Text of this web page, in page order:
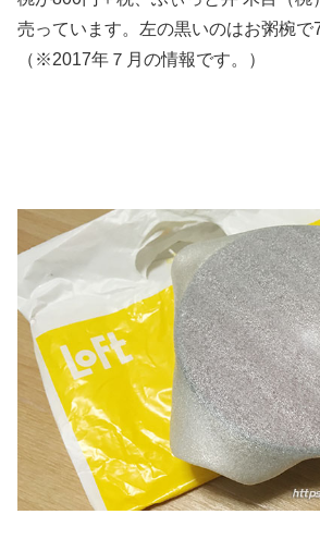
売っています。左の黒いのはお粥椀で
（※2017年７月の情報です。）